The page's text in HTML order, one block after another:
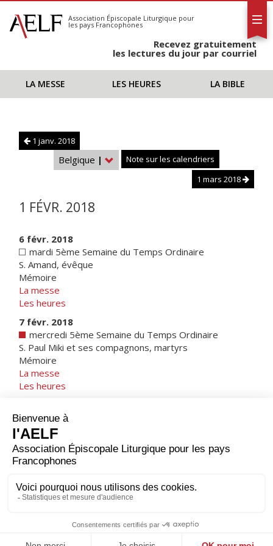
S'abonner
Calendrier
Association Épiscopale Liturgique pour
les pays Francophones
Recevez gratuitement
les lectures du jour par courriel
LA MESSE LES HEURES LA BIBLE
1 janv. 2018
Belgique |
Note sur les calendriers
1 mars 2018
1 FÉVR. 2018
6 févr. 2018
mardi 5ème Semaine du Temps Ordinaire
S. Amand, évêque
Mémoire
La messe
Les heures
7 févr. 2018
mercredi 5ème Semaine du Temps Ordinaire
S. Paul Miki et ses compagnons, martyrs
Mémoire
La messe
Les heures
1 janv. 2018